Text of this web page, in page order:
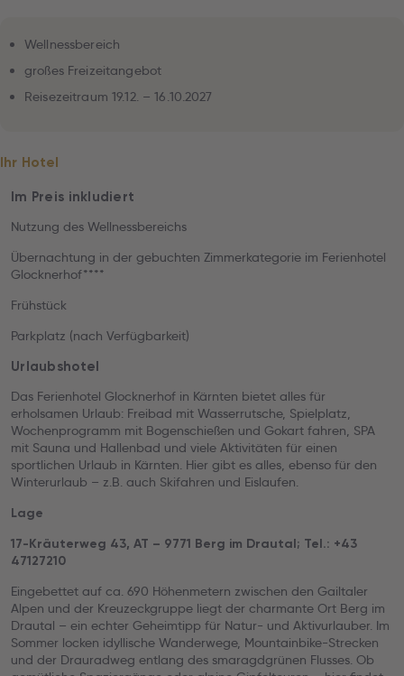
Wellnessbereich
großes Freizeitangebot
Reisezeitraum 19.12. – 16.10.2027
Ihr Hotel
Im Preis inkludiert
Nutzung des Wellnessbereichs
Übernachtung in der gebuchten Zimmerkategorie im Ferienhotel
Glocknerhof****
Frühstück
Parkplatz (nach Verfügbarkeit)
Urlaubshotel
Das Ferienhotel Glocknerhof in Kärnten bietet alles für
erholsamen Urlaub: Freibad mit Wasserrutsche, Spielplatz,
Wochenprogramm mit Bogenschießen und Gokart fahren, SPA
mit Sauna und Hallenbad und viele Aktivitäten für einen
sportlichen Urlaub in Kärnten. Hier gibt es alles, ebenso für den
Winterurlaub – z.B. auch Skifahren und Eislaufen.
Lage
17-Kräuterweg 43, AT – 9771 Berg im Drautal; Tel.: +43
47127210
Eingebettet auf ca. 690 Höhenmetern zwischen den Gailtaler
Alpen und der Kreuzeckgruppe liegt der charmante Ort Berg im
Drautal – ein echter Geheimtipp für Natur- und Aktivurlauber. Im
Sommer locken idyllische Wanderwege, Mountainbike-Strecken
und der Drauradweg entlang des smaragdgrünen Flusses. Ob